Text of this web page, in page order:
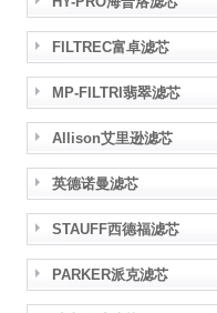
FILTREC富卓滤芯
MP-FILTRI翡翠滤芯
Allison艾里逊滤芯
英德诺曼滤芯
STAUFF西德福滤芯
PARKER派克滤芯